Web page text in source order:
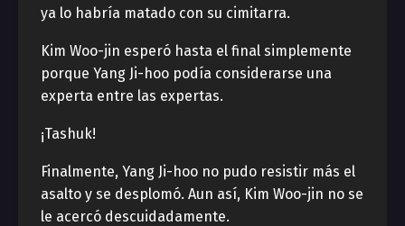
ya lo habría matado con su cimitarra.
Kim Woo-jin esperó hasta el final simplemente
porque Yang Ji-hoo podía considerarse una
experta entre las expertas.
¡Tashuk!
Finalmente, Yang Ji-hoo no pudo resistir más el
asalto y se desplomó. Aun así, Kim Woo-jin no se
le acercó descuidadamente.